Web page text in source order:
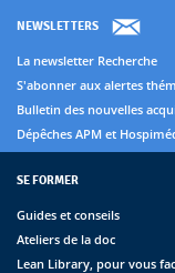
NEWSLETTERS
La newsletter Recherche
S'abonner aux alertes
Bulletin des nouvelles
Dépêches APM et
SE FORMER
Guides et conseils
Ateliers de la doc
Lean Library, pour vous